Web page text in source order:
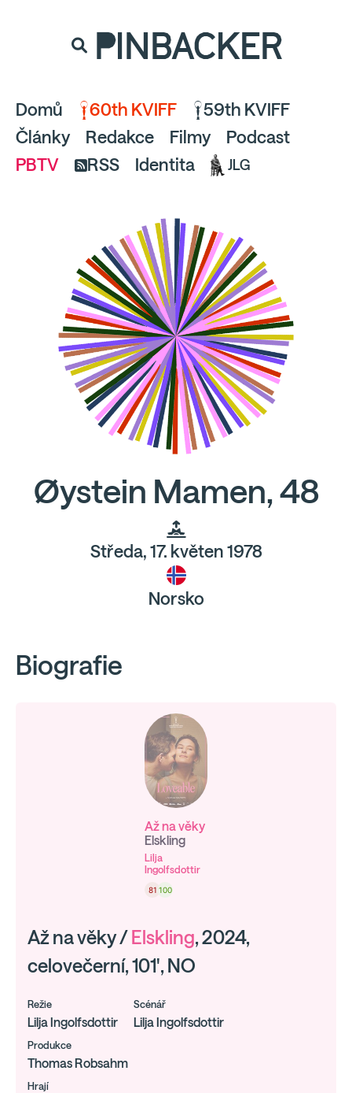
a pusťte se do čtení.
PINBACKER
Domů 60th KVIFF
59th KVIFF
Články
Redakce Filmy
Podcast
PBTV
RSS Identita JLG
Øystein Mamen, 48
Středa, 17. květen 1978
Norsko
Biografie
Až na věky
Elskling
Lilja
Ingolfsdottir
81 100
Až na věky / Elskling, 2024,
celovečerní, 101', NO
Režie
Lilja Ingolfsdottir
Scénář
Lilja Ingolfsdottir
Produkce
Thomas Robsahm
Hrají